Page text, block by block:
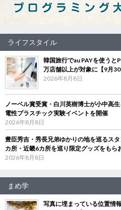
ライフスタイル
韓国旅行でau PAYを使う
万店舗以上が対象に【9月30
2026年8月8日
ノーベル賞受賞・白川英樹博士が小中高
電性プラスチック実験イベントを開催
2026年8月8日
豊臣秀吉・秀長兄弟ゆかりの地を巡るス
カ所・近畿6カ所を巡り限定グッズをもら
2026年8月8日
まめ学
写真に埋まっている位置情